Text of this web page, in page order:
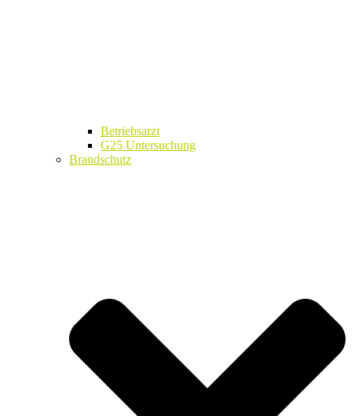
Betriebsarzt
G25 Untersuchung
Brandschutz